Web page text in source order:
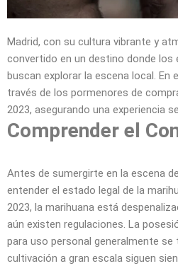
Madrid, con su cultura vibrante y
convertido en un destino donde los
buscan explorar la escena local. En
través de los pormenores de
2023, asegurando una experiencia
Comprender el
Antes de sumergirte en la escena
entender el estado legal de la
2023, la marihuana está
aún existen regulaciones. La
para uso personal generalmente se
cultivación a gran escala siguen